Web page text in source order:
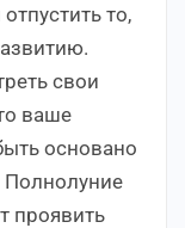
то,
свои
ваше
основано
Полнолуние
проявить